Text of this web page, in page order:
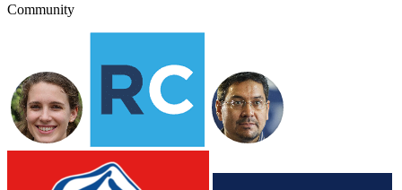
Community